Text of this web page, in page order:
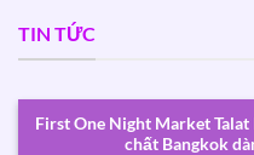
TIN TỨC
First One Night Market
chất Bangkok